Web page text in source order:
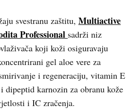
svestranu zaštitu, Multiactive
Professional sadrži niz
koji koži osiguravaju
gel aloe vere za
i regeneraciju, vitamin E
dipeptid karnozin za obranu kože
i IC zračenja.